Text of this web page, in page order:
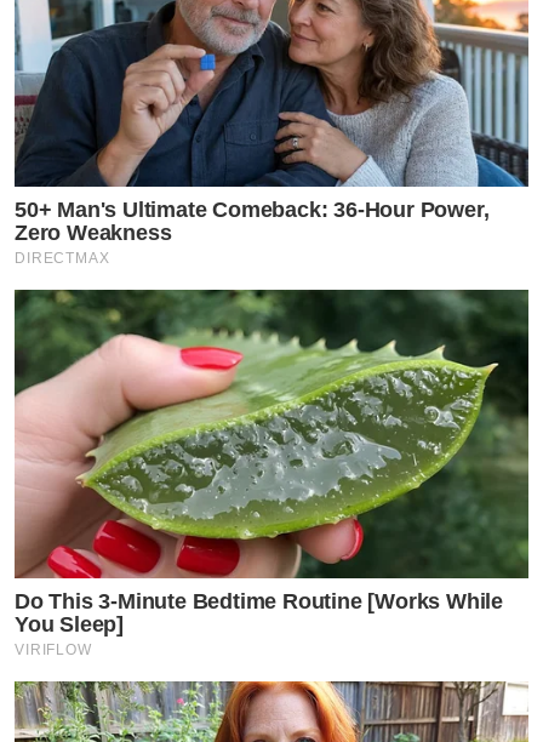
50+ Man's Ultimate Comeback: 36-Hour Power,
Zero Weakness
DIRECTMAX
Do This 3-Minute Bedtime Routine [Works While
You Sleep]
VIRIFLOW